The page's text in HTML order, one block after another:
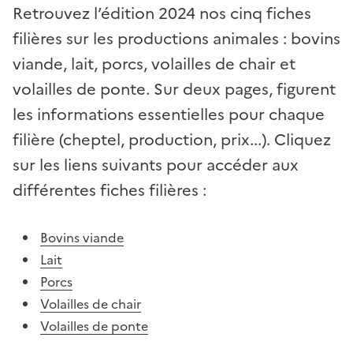
Retrouvez l’édition 2024 nos cinq fiches
filières sur les productions animales : bovins
viande, lait, porcs, volailles de chair et
volailles de ponte. Sur deux pages, figurent
les informations essentielles pour chaque
filière (cheptel, production, prix...). Cliquez
sur les liens suivants pour accéder aux
différentes fiches filières :
Bovins viande
Lait
Porcs
Volailles de chair
Volailles de ponte